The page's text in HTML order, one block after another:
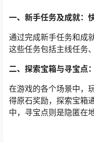
一、新手任务及成就：
通过完成新手任务和成
这些任务包括主线任务
二、探索宝箱与寻宝点
在游戏的各个场景中，
得原石奖励，探索宝箱
中，寻宝点则是隐匿在